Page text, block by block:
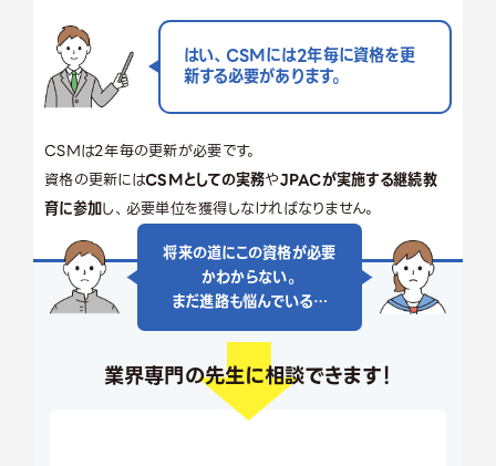
はい、CSMには2年毎に資格を更
新する必要があります。
CSMは2年毎の更新が必要です。
資格の更新にはCSMとしての実務やJPACが実施する継続教
育に参加し、必要単位を獲得しなければなりません。
将来の道にこの資格が必要
かわからない。
まだ進路も悩んでいる…
業界専門の先生に相談できます！